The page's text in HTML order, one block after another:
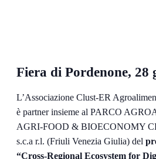
Fiera di Pordenone, 28
L’Associazione Clust-ER
è partner insieme al PARCO
AGRI-FOOD & BIOECONOMY
s.c.a r.l. (Friuli Venezia Giulia) del
“Cross-Regional Ecosystem for